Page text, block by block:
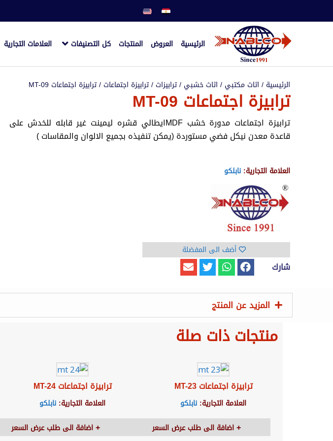
الرئيسية العروض المنتجات كل التصنيفات العلامات التجارية
الرئيسية / اثاث مكتبي / اثاث خشبي /ترابيزات /ترابيزة اجتماعات / ترابيزة اجتماعات MT-09
ترابيزة اجتماعات MT-09
ترابيزة اجتماعات مدورة خشب MDFايطالي قشره ليمينت غير قابله للخدش على
قاعدة معدن نيكل فضي مستوردة (يمكن تنفيذه بجميع الالوان والمقاسات )
العلامة التجارية: نابلكو
أضف الى المفضلة
شارك
المزيد عن المنتج
منتجات ذات صلة
ترابيزة اجتماعات MT-23
العلامة التجارية: نابلكو
اضافة الى طلب عرض السعر
ترابيزة اجتماعات MT-24
العلامة التجارية: نابلكو
اضافة الى طلب عرض السعر